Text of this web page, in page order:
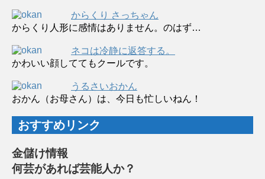
からくり さっちゃん
からくり人形に感情はありません。のはず…
ネコは冷静に返答する。
かわいい顔しててもクールです。
うるさいおかん
おかん（お母さん）は、今日も忙しいねん！
おすすめリンク
金儲け情報
何芸があれば芸能人か？